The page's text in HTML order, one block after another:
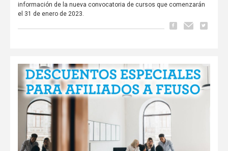
información de la nueva convocatoria de cursos que comenzarán
el 31 de enero de 2023.